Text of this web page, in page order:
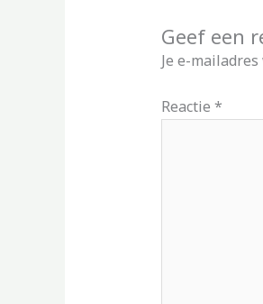
Geef een
Je e-
Reactie *